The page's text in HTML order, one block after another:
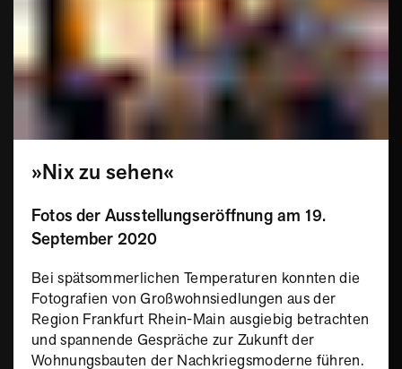
»Nix zu sehen«
Fotos der Ausstellungseröffnung am 19.
September 2020
Bei spätsommerlichen Temperaturen konnten die
Fotografien von Großwohnsiedlungen aus der
Region Frankfurt Rhein-Main ausgiebig betrachten
und spannende Gespräche zur Zukunft der
Wohnungsbauten der Nachkriegsmoderne führen.